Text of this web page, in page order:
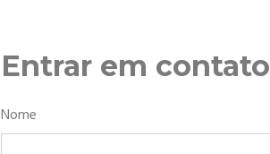
Entrar em contato
Nome